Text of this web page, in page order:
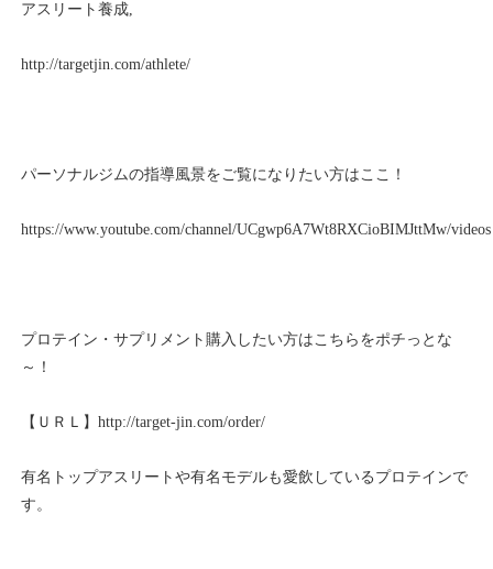
アスリート養成,
http://targetjin.com/athlete/
パーソナルジムの指導風景をご覧になりたい方はここ！
https://www.youtube.com/channel/UCgwp6A7Wt8RXCioBIMJttMw/videos
プロテイン・サプリメント購入したい方はこちらをポチっとな
～！
【ＵＲＬ】http://target-jin.com/order/
有名トップアスリートや有名モデルも愛飲しているプロテインで
す。